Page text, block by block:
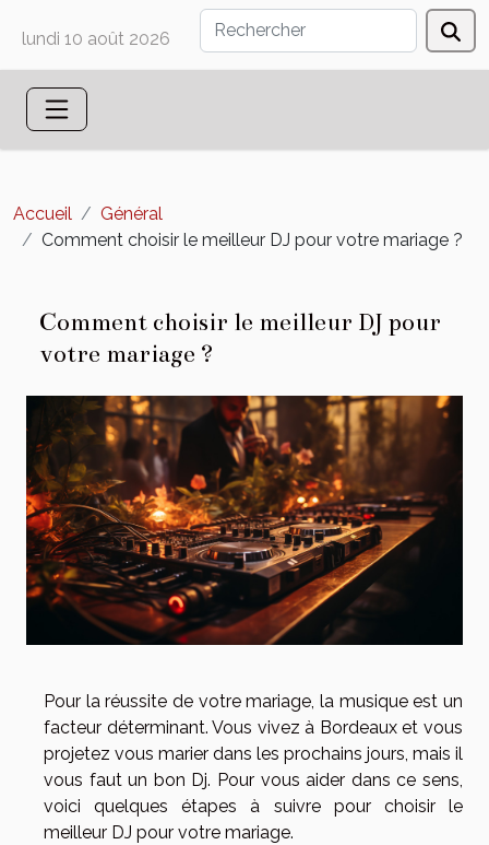
lundi 10 août 2026
Accueil
Général
Comment choisir le meilleur DJ pour votre mariage ?
Comment choisir le meilleur DJ pour
votre mariage ?
Pour la réussite de votre mariage, la musique est un
facteur déterminant. Vous vivez à Bordeaux et vous
projetez vous marier dans les prochains jours, mais il
vous faut un bon Dj. Pour vous aider dans ce sens,
voici quelques étapes à suivre pour choisir le
meilleur DJ pour votre mariage.